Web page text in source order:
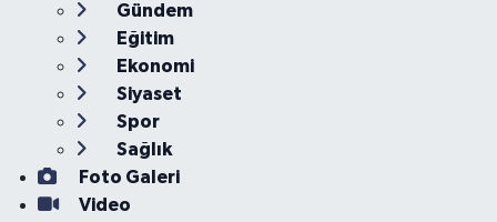
Gündem
Eğitim
Ekonomi
Siyaset
Spor
Sağlık
Foto Galeri
Video